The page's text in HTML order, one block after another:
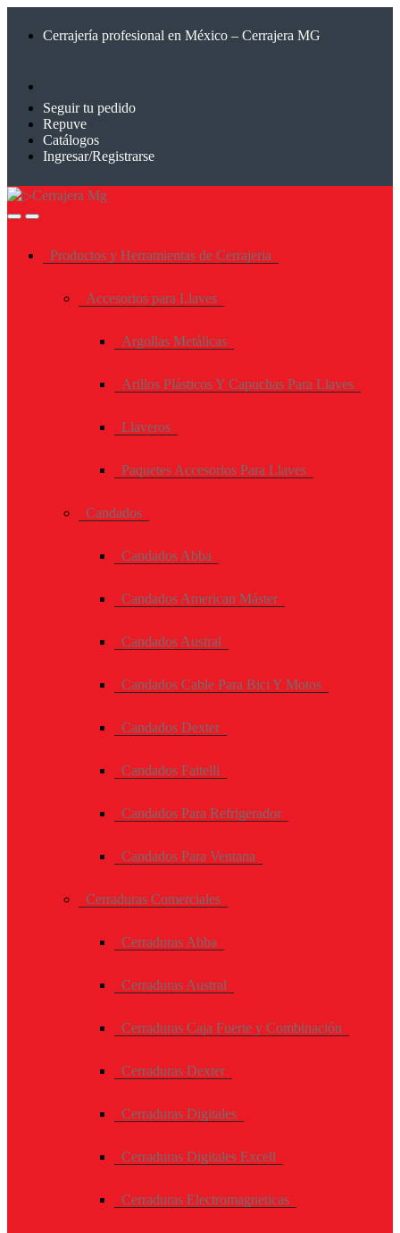
Cerrajería profesional en México – Cerrajera MG
Seguir tu pedido
Repuve
Catálogos
Ingresar/Registrarse
Productos y Herramientas de Cerrajeria
Accesorios para Llaves
Argollas Metálicas
Arillos Plásticos Y Capuchas Para Llaves
Llaveros
Paquetes Accesorios Para Llaves
Candados
Candados Abba
Candados American Máster
Candados Austral
Candados Cable Para Bici Y Motos
Candados Dexter
Candados Faitelli
Candados Para Refrigerador
Candados Para Ventana
Cerraduras Comerciales
Cerraduras Abba
Cerraduras Austral
Cerraduras Caja Fuerte y Combinación
Cerraduras Dexter
Cerraduras Digitales
Cerraduras Digitales Excell
Cerraduras Electromagneticas